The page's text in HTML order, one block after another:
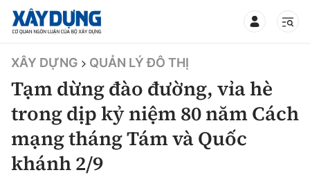
TIN BỘ XÂY DỰNG
CHUYÊN MỤC
XÂY DỰNG QUẢN LÝ ĐÔ THỊ
Tạm dừng đào đường, vỉa hè
trong dịp kỷ niệm 80 năm Cách
mạng tháng Tám và Quốc
khánh 2/9